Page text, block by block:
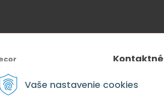
Vaše nastavenie cookies
E-mail: